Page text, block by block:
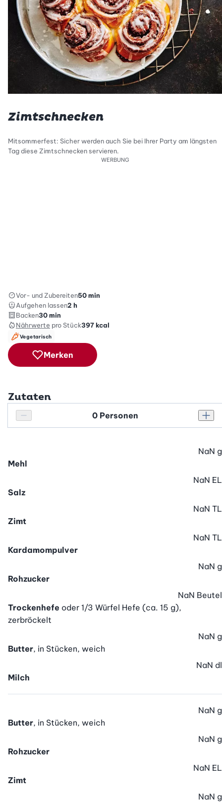
Zimtschnecken
Mitsommerfest: Sicher werden auch Sie bei Ihrer Party am längsten
Tag diese Zimtschnecken servieren.
WERBUNG
Vor- und Zubereiten50 min
Aufgehen lassen2 h
Backen30 min
Nährwerte pro Stück397kcal
Vegetarisch
Merken
Zutaten
Personenanzahl verringern
Personenanzahl
Mehl
NaN g
Salz
NaN EL
Zimt
NaN TL
Kardamompulver
NaN TL
Rohzucker
NaN g
Trockenhefe oder 1/3 Würfel Hefe (ca. 15 g),
zerbröckelt
NaN Beutel
Butter, in Stücken, weich
NaN g
Milch
NaN dl
Butter, in Stücken, weich
NaN g
Rohzucker
NaN g
Zimt
NaN EL
NaN g